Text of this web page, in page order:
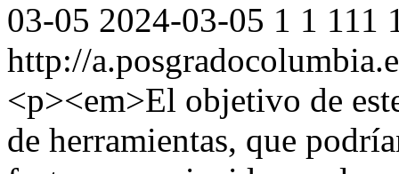
03-05 2024-03-05 1 1 111
http://
<p><em>El objetivo de
de herramientas, que